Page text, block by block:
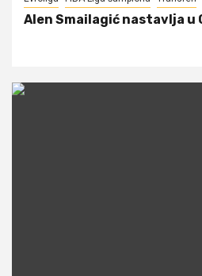
Alen Smailagić nastavlja u